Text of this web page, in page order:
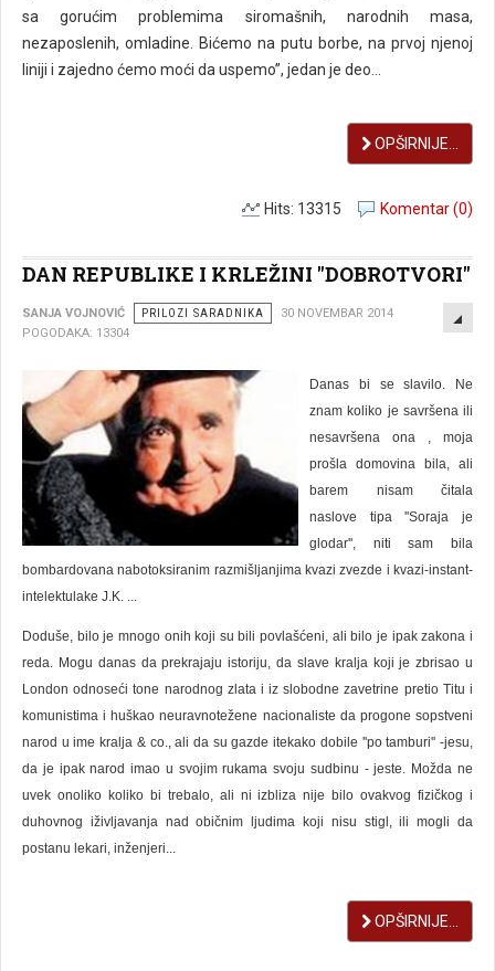
sa gorućim problemima siromašnih, narodnih masa,
nezaposlenih, omladine. Bićemo na putu borbe, na prvoj njenoj
liniji i zajedno ćemo moći da uspemo’’, jedan je deo...
OPŠIRNIJE...
Komentar (0)
Hits: 13315
DAN REPUBLIKE I KRLEŽINI ''DOBROTVORI''
SANJA VOJNOVIĆ PRILOZI SARADNIKA
30 NOVEMBAR 2014
POGODAKA: 13304
Danas bi se slavilo. Ne
znam koliko je savršena ili
nesavršena ona , moja
prošla domovina bila, ali
barem nisam čitala
naslove tipa ''Soraja je
glodar'', niti sam bila
bombardovana nabotoksiranim razmišljanjima kvazi zvezde i kvazi-instant-
intelektulake J.K. ...
Doduše, bilo je mnogo onih koji su bili povlašćeni, ali bilo je ipak zakona i
reda. Mogu danas da prekrajaju istoriju, da slave kralja koji je zbrisao u
London odnoseći tone narodnog zlata i iz slobodne zavetrine pretio Titu i
komunistima i huškao neuravnotežene nacionaliste da progone sopstveni
narod u ime kralja & co., ali da su gazde itekako dobile ''po tamburi'' -jesu,
da je ipak narod imao u svojim rukama svoju sudbinu - jeste. Možda ne
uvek onoliko koliko bi trebalo, ali ni izbliza nije bilo ovakvog fizičkog i
duhovnog iživljavanja nad običnim ljudima koji nisu stigl, ili mogli da
postanu lekari, inženjeri...
OPŠIRNIJE...